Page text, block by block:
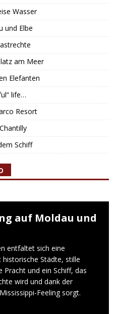
Wasser
und Elbe
am Meer
Elefanten
life…
Resort
Schiff
auf Moldau und
entfaltet sich eine
historische Städte, stille
Pracht und ein Schiff, das
wird und dank der
Feeling sorgt.